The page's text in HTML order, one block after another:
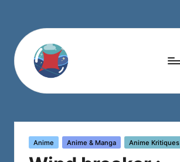
Posted
Anime Anime & Manga Anime Kritiques